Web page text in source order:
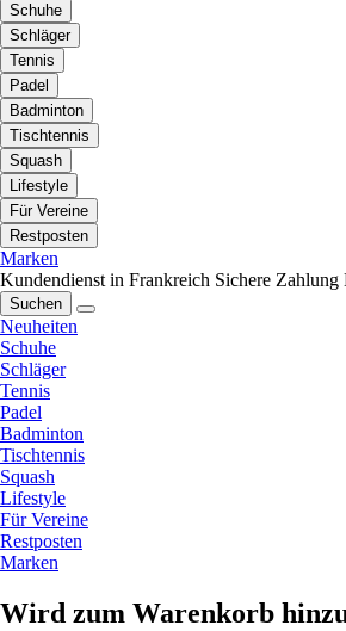
Schuhe
Schläger
Tennis
Padel
Badminton
Tischtennis
Squash
Lifestyle
Für Vereine
Restposten
Marken
Kundendienst in Frankreich Sichere Zahlung
Suchen
Neuheiten
Schuhe
Schläger
Tennis
Padel
Badminton
Tischtennis
Squash
Lifestyle
Für Vereine
Restposten
Marken
Wird zum Warenkorb